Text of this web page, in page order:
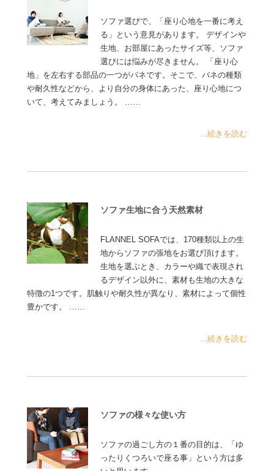
ソファ選びで、「座り心地を一番に考え
る」という意見があります。 デザインや
生地、お部屋にあったサイズ等、ソファ
選びには悩みが尽きません。 「座り心
地」を左右する部品の一つがバネです。そこで、バネの種類
や耐久性などから、より自分の身体にあった、座り心地につ
いて、考えてみましょう。 ……
...続きを読む
ソファ生地に合う天然素材
FLANNEL SOFAでは、170種類以上の生
地からソファの張地をお選び頂けます。
生地を選ぶとき、カラーや織で表現され
るデザイン以外に、素材も生地の大きな
特徴の1つです。肌触りや耐久性が異なり、素材によって個性
豊かです。 ……
...続きを読む
ソファの様々な使い方
ソファの過ごし方の１番の目的は、「ゆ
ったりくつろいで座る事」という方は多